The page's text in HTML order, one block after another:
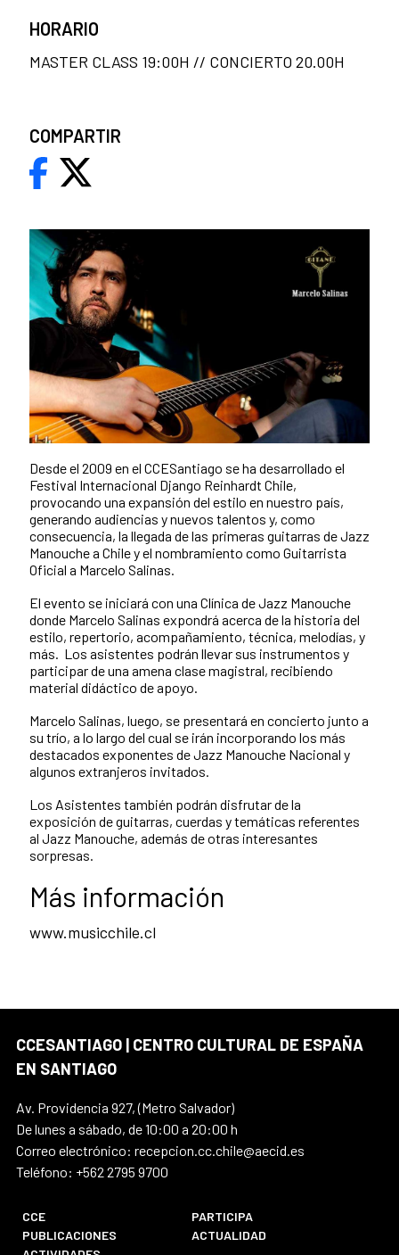
Desde el 2009 en el CCESantiago se ha desarrollado el
Festival Internacional Django Reinhardt Chile,
provocando una expansión del estilo en nuestro país,
generando audiencias y nuevos talentos y, como
consecuencia, la llegada de las primeras guitarras de Jazz
Manouche a Chile y el nombramiento como Guitarrista
Oficial a Marcelo Salinas.
El evento se iniciará con una Clínica de Jazz Manouche
donde Marcelo Salinas expondrá acerca de la historia del
estilo, repertorio, acompañamiento, técnica, melodías, y
más. Los asistentes podrán llevar sus instrumentos y
participar de una amena clase magistral, recibiendo
material didáctico de apoyo.
Marcelo Salinas, luego, se presentará en concierto junto a
su trío, a lo largo del cual se irán incorporando los más
destacados exponentes de Jazz Manouche Nacional y
algunos extranjeros invitados.
Los Asistentes también podrán disfrutar de la
exposición de guitarras, cuerdas y temáticas referentes
al Jazz Manouche, además de otras interesantes
sorpresas.
Más información
www.musicchile.cl
HORARIO
MASTER CLASS 19:00H // CONCIERTO 20.00H
COMPARTIR
CCESANTIAGO | CENTRO CULTURAL DE ESPAÑA
EN SANTIAGO
Av. Providencia 927, (Metro Salvador)
De lunes a sábado, de 10:00 a 20:00 h
Correo electrónico: recepcion.cc.chile@aecid.es
Teléfono: +562 2795 9700
CCE
PARTICIPA
PUBLICACIONES
ACTUALIDAD